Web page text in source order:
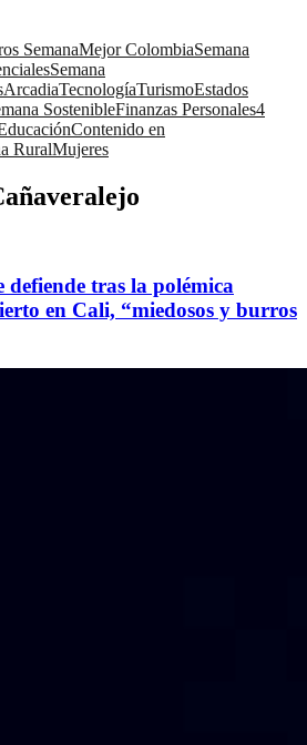
SemanaMejor ColombiaSemana
Semana
ArcadiaTecnologíaTurismoEstados
SostenibleFinanzas Personales4
Contenido en
RuralMujeres
defiende tras la polémica
en Cali, “miedosos y burros